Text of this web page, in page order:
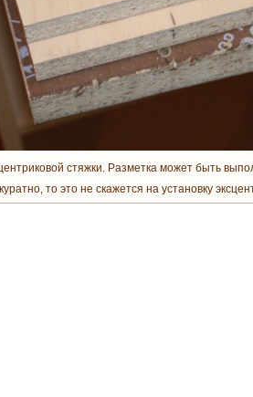
стяжки. Разметка может быть
то это не скажется на установку